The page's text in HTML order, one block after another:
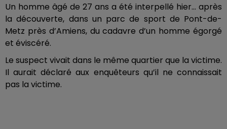
Un homme âgé de 27 ans a été interpellé hier... après
la découverte, dans un parc de sport de Pont-de-
Metz près d’Amiens, du cadavre d’un homme égorgé
et éviscéré.
Le suspect vivait dans le même quartier que la victime.
Il aurait déclaré aux enquêteurs qu’il ne connaissait
pas la victime.